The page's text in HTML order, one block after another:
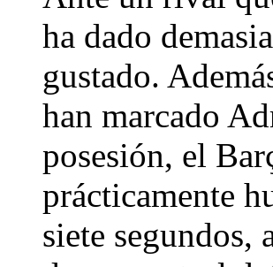
ha dado
gustado.
han marcado
posesión, el
prácticamente
siete segundos,